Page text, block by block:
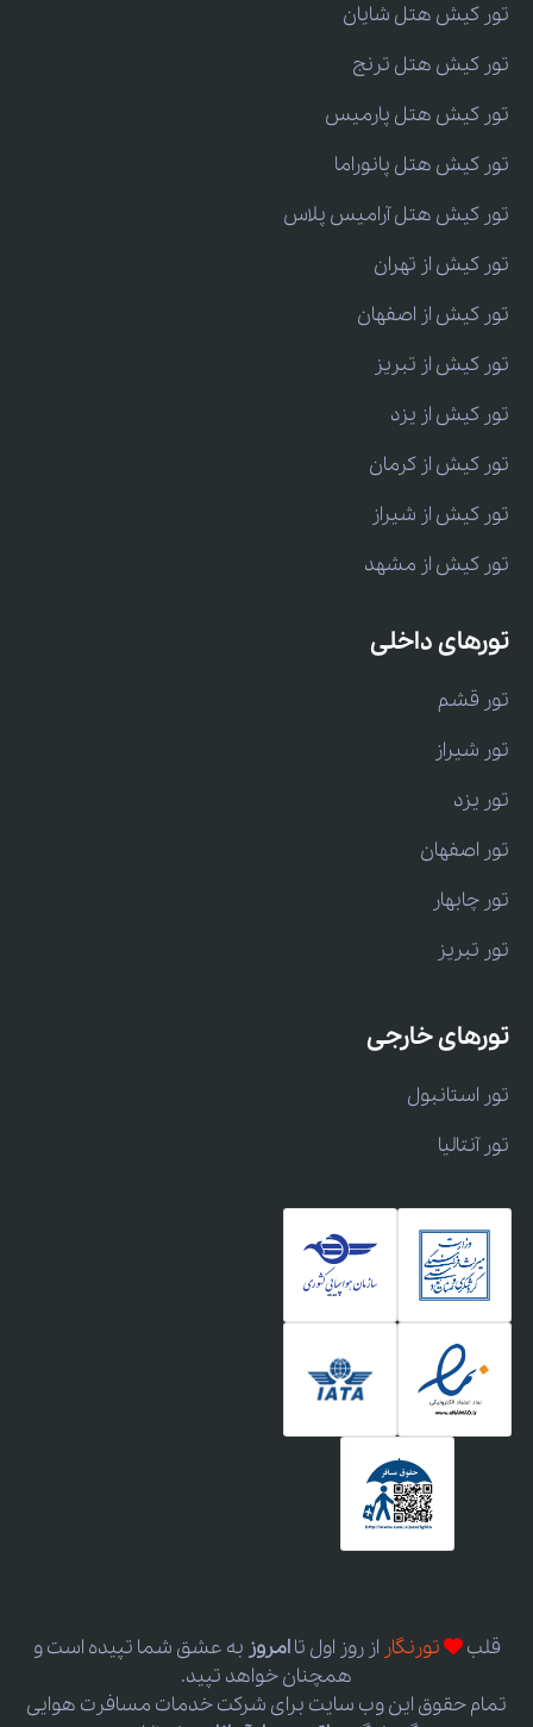
تور کیش هتل شایان
تور کیش هتل ترنج
تور کیش هتل پارمیس
تور کیش هتل پانوراما
تور کیش هتل آرامیس پلاس
تور کیش از تهران
تور کیش از اصفهان
تور کیش از تبریز
تور کیش از یزد
تور کیش از کرمان
تور کیش از شیراز
تور کیش از مشهد
تورهای داخلی
تور قشم
تور شیراز
تور یزد
تور اصفهان
تور چابهار
تور تبریز
تورهای خارجی
تور استانبول
تور آنتالیا
قلب تورنگار از روز اول تاامروز به عشق شما تپیده است و
همچنان خواهد تپید.
تمام حقوق این وب سایت برای شرکت خدمات مسافرت هوایی